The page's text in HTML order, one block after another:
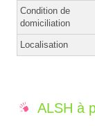
Condition de
domiciliation
Localisation
ALSH à